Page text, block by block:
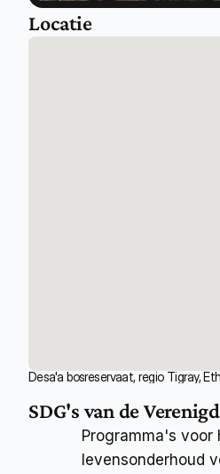
Locatie
Desa'a bosreservaat, regio Tigray,
SDG's van de
Programma's
levensonderhoud